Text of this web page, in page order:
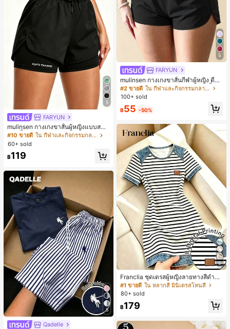
5
FARYUN
mulinsen กางเกงขาสั้นผู้หญิงแบบสบา
ยๆ สีพื้น หลวม อเนกประสงค์ กางเกงขา
สั้นกีฬา 2-In-1 สำหรับวิ่ง ฟิตเนส และก
ารฝึกซ้อมกีฬาในฤดูร้อน
#10 ขายดี
ใน กีฬาและกิจกรรมกลางแจ้ง
60+ sold
฿119
5
Qadelle
#3 ขายดี
5
FARYUN
mulinsen กางเกงขาสั้นกีฬาผู้หญิง ดีไซ
น์ปลายเปิด เอวยืดหยุ่น กางเกงขาสั้น
ลำลองกีฬาฤดูร้อน ความยาว 3/4
#2 ขายดี
ใน กีฬาและกิจกรรมกลางแจ้ง
100+ sold
฿55 -50%
5
Franclia ชุดเดรสผู้หญิงลายทางสีดำขา
วแบบแพตช์เวิร์กเอฟเฟกต์เดนิม สำหรั
บฤดูร้อน รุ่นใหม่ พิมพ์ดิจิทัลลายทางแบ
#1 ขายดี ใน หลากสี มินิเดรสโทนสี
80+ sold
฿179